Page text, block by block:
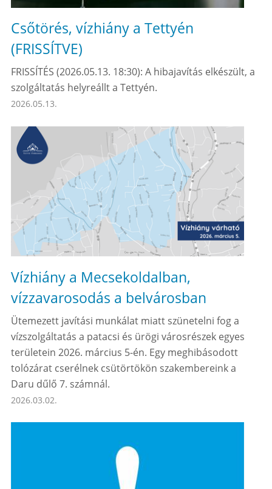
Csőtörés, vízhiány a Tettyén
(FRISSÍTVE)
FRISSÍTÉS (2026.05.13. 18:30): A hibajavítás elkészült, a
szolgáltatás helyreállt a Tettyén.
2026.05.13.
Vízhiány a Mecsekoldalban,
vízzavarosodás a belvárosban
Ütemezett javítási munkálat miatt szünetelni fog a
vízszolgáltatás a patacsi és ürögi városrészek egyes
területein 2026. március 5-én. Egy meghibásodott
tolózárat cserélnek csütörtökön szakembereink a
Daru dűlő 7. számnál.
2026.03.02.